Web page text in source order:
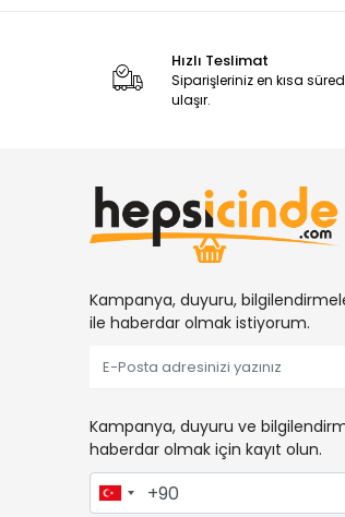
Hızlı Teslimat
Siparişleriniz en kısa
ulaşır.
Kampanya, duyuru,
ile haberdar olmak istiyorum.
Kampanya, duyuru ve
haberdar olmak için kayıt olun.